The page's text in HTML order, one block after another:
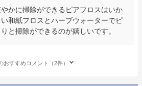
かに掃除ができるピアフロスはいか
和紙フロスとハーブウォーターでピ
と掃除ができるのが嬉しいです。
おすすめコメント（2件）